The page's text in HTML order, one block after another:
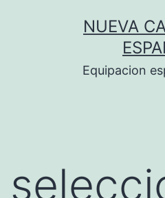
NUEVA
Equipacion